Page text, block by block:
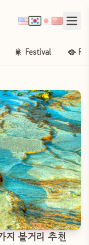
🎇 Festival 🥘
지 볼거리 추천